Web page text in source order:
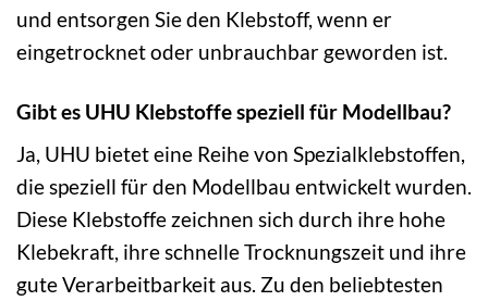
und entsorgen Sie den Klebstoff, wenn er
eingetrocknet oder unbrauchbar geworden ist.
Gibt es UHU Klebstoffe speziell für Modellbau?
Ja, UHU bietet eine Reihe von Spezialklebstoffen,
die speziell für den Modellbau entwickelt wurden.
Diese Klebstoffe zeichnen sich durch ihre hohe
Klebekraft, ihre schnelle Trocknungszeit und ihre
gute Verarbeitbarkeit aus. Zu den beliebtesten